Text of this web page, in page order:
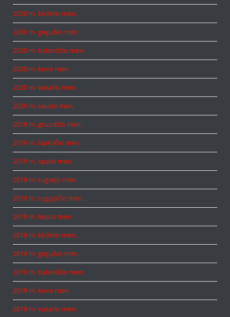
2020 m. birželio mėn.
2020 m. gegužės mėn.
2020 m. balandžio mėn.
2020 m. kovo mėn.
2020 m. vasario mėn.
2020 m. sausio mėn.
2019 m. gruodžio mėn.
2019 m. lapkričio mėn.
2019 m. spalio mėn.
2019 m. rugsėjo mėn.
2019 m. rugpjūčio mėn.
2019 m. liepos mėn.
2019 m. birželio mėn.
2019 m. gegužės mėn.
2019 m. balandžio mėn.
2019 m. kovo mėn.
2019 m. vasario mėn.